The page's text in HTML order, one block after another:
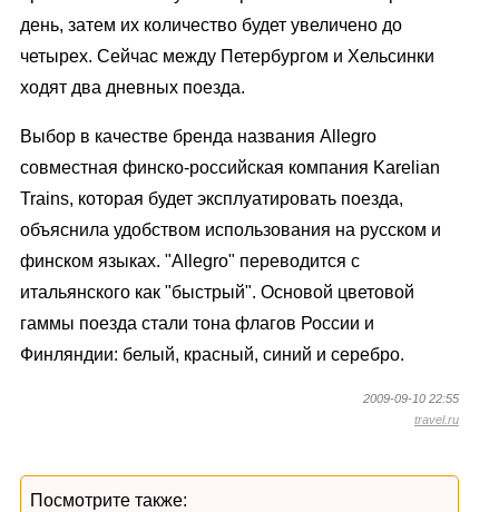
день, затем их количество будет увеличено до
четырех. Сейчас между Петербургом и Хельсинки
ходят два дневных поезда.
Выбор в качестве бренда названия Allegro
совместная финско-российская компания Karelian
Trains, которая будет эксплуатировать поезда,
объяснила удобством использования на русском и
финском языках. "Allegro" переводится с
итальянского как "быстрый". Основой цветовой
гаммы поезда стали тона флагов России и
Финляндии: белый, красный, синий и серебро.
2009-09-10 22:55
travel.ru
Посмотрите также: